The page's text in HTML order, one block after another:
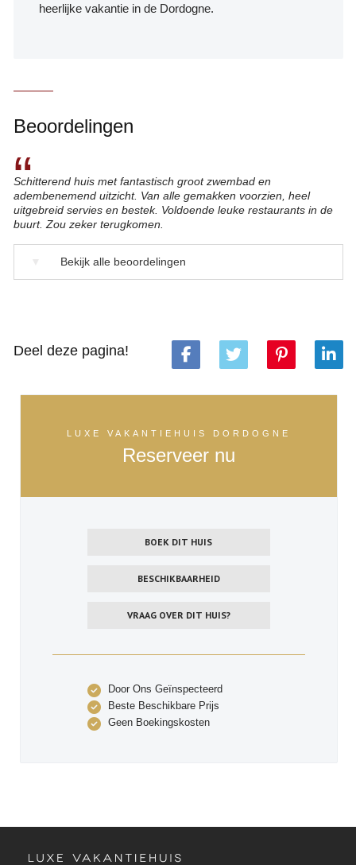
heerlijke vakantie in de Dordogne.
Beoordelingen
“
Schitterend huis met fantastisch groot zwembad en
adembenemend uitzicht. Van alle gemakken voorzien, heel
uitgebreid servies en bestek. Voldoende leuke restaurants in de
buurt. Zou zeker terugkomen.
Bekijk alle beoordelingen
Deel deze pagina!
LUXE VAKANTIEHUIS DORDOGNE
Reserveer nu
BOEK DIT HUIS
BESCHIKBAARHEID
VRAAG OVER DIT HUIS?
Door Ons Geïnspecteerd
Beste Beschikbare Prijs
Geen Boekingskosten